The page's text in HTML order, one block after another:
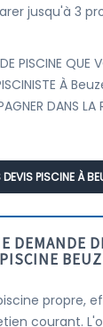
jusqu'à 3
PISCINE QUE
À
DANS LA
DEVIS PISCINE À
DEMANDE
propre,
courant.